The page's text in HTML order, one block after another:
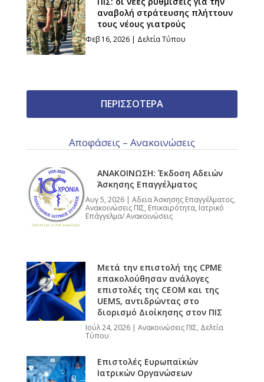
αναβολή στράτευσης πλήττουν
τους νέους γιατρούς
Φεβ 16, 2026| Δελτία Τύπου
ΠΕΡΙΣΣΟΤΕΡΑ
Αποφάσεις – Ανακοινώσεις
ΑΝΑΚΟΙΝΩΣΗ: Έκδοση Αδειών
Άσκησης Επαγγέλματος
Αυγ 5, 2026| Αδεια Άσκησης Επαγγέλματος,
Ανακοινώσεις ΠΙΣ, Επικαιρότητα, Ιατρικό
Επάγγελμα/ Ανακοινώσεις
Μετά την επιστολή της CPME
επακολούθησαν ανάλογες
επιστολές της CEOM και της
UEMS, αντιδρώντας στο
διορισμό Διοίκησης στον ΠΙΣ
Ιούλ 24, 2026| Ανακοινώσεις ΠΙΣ, Δελτία
Τύπου
Επιστολές Ευρωπαϊκών
Ιατρικών Οργανώσεων